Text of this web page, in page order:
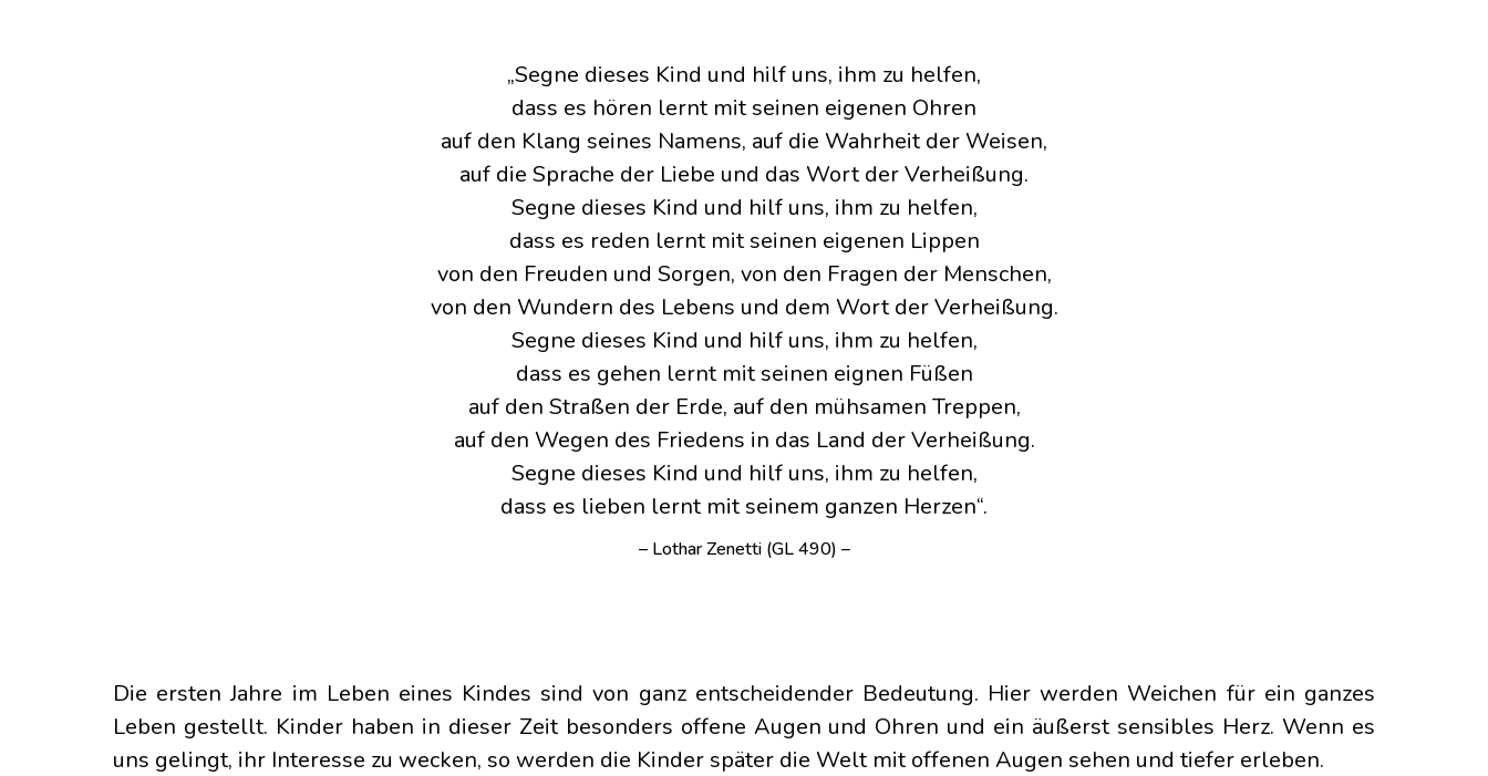
„Segne dieses Kind und hilf uns, ihm zu helfen,
dass es hören lernt mit seinen eigenen Ohren
auf den Klang seines Namens, auf die Wahrheit der Weisen,
auf die Sprache der Liebe und das Wort der Verheißung.
Segne dieses Kind und hilf uns, ihm zu helfen,
dass es reden lernt mit seinen eigenen Lippen
von den Freuden und Sorgen, von den Fragen der Menschen,
von den Wundern des Lebens und dem Wort der Verheißung.
Segne dieses Kind und hilf uns, ihm zu helfen,
dass es gehen lernt mit seinen eignen Füßen
auf den Straßen der Erde, auf den mühsamen Treppen,
auf den Wegen des Friedens in das Land der Verheißung.
Segne dieses Kind und hilf uns, ihm zu helfen,
dass es lieben lernt mit seinem ganzen Herzen“.
– Lothar Zenetti (GL 490) –
Die ersten Jahre im Leben eines Kindes sind von ganz entscheidender Bedeutung. Hier werden Weichen für ein ganzes
Leben gestellt. Kinder haben in dieser Zeit besonders offene Augen und Ohren und ein äußerst sensibles Herz. Wenn es
uns gelingt, ihr Interesse zu wecken, so werden die Kinder später die Welt mit offenen Augen sehen und tiefer erleben.